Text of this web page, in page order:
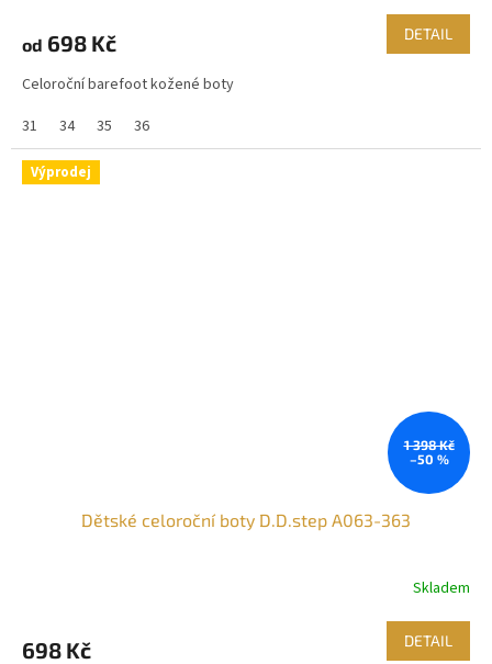
od 698 Kč DETAIL
Celoroční barefoot kožené boty
31
34 35 36
Výprodej
1 398 Kč
–50 %
Dětské celoroční boty D.D.step A063-363
Skladem
698 Kč DETAIL